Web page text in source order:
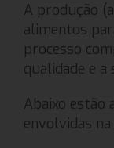
A produção
alimentos
processo
qualidade e
Abaixo estão
envolvidas